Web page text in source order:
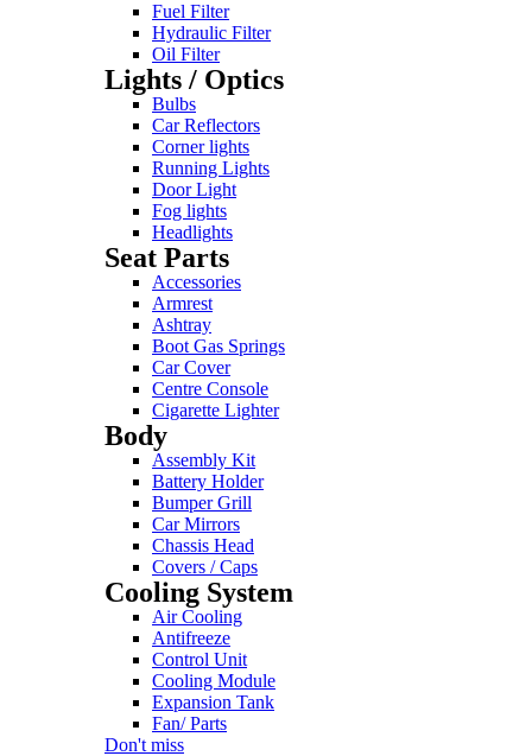
Fuel Filter
Hydraulic Filter
Oil Filter
Lights / Optics
Bulbs
Car Reflectors
Corner lights
Running Lights
Door Light
Fog lights
Headlights
Seat Parts
Accessories
Armrest
Ashtray
Boot Gas Springs
Car Cover
Centre Console
Cigarette Lighter
Body
Assembly Kit
Battery Holder
Bumper Grill
Car Mirrors
Chassis Head
Covers / Caps
Cooling System
Air Cooling
Antifreeze
Control Unit
Cooling Module
Expansion Tank
Fan/ Parts
Don't miss